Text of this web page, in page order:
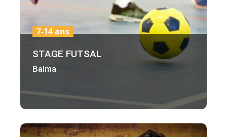
STAGE FUTSAL
Balma
7-14 ans